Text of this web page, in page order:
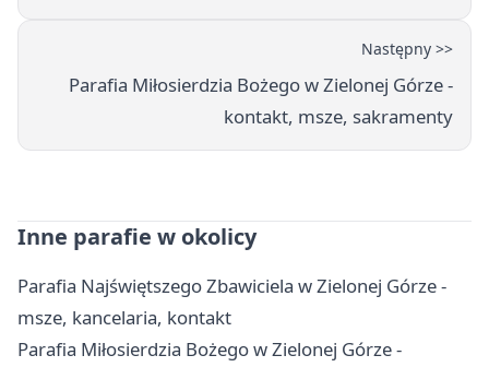
Następny >>
Parafia Miłosierdzia Bożego w Zielonej Górze -
kontakt, msze, sakramenty
Inne parafie w okolicy
Parafia Najświętszego Zbawiciela w Zielonej Górze -
msze, kancelaria, kontakt
Parafia Miłosierdzia Bożego w Zielonej Górze -